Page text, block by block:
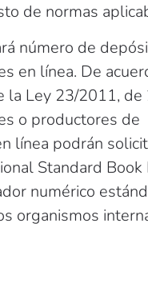
de normas
número de
en línea. De
la Ley 23/2011, de
o productores de
línea podrán
Standard Book
numérico
organismos